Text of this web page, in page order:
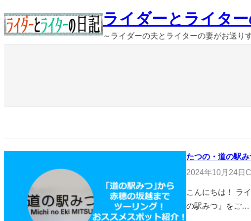
容
を
ライダーとライタ
～ライダーの夫とライターの妻がお送り
たつの・道の駅
2024年10月24日
こんにちは！ ラ
の駅みつ』をご…